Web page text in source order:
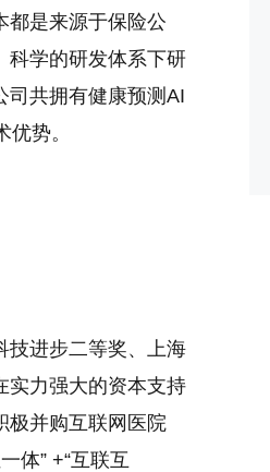
都是来源于保险公
科学的研发体系下研
司共拥有健康预测AI
势。
技进步二等奖、上海
实力强大的资本支持
极并购互联网医院
体” +“互联互